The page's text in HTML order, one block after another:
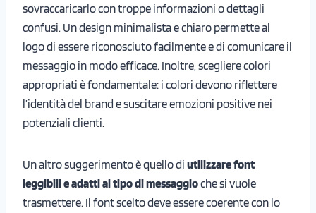
sovraccaricarlo con troppe informazioni o dettagli
confusi. Un design minimalista e chiaro permette al
logo di essere riconosciuto facilmente e di comunicare il
messaggio in modo efficace. Inoltre, scegliere colori
appropriati è fondamentale: i colori devono riflettere
l’identità del brand e suscitare emozioni positive nei
potenziali clienti.
Un altro suggerimento è quello di utilizzare font
leggibili e adatti al tipo di messaggioche si vuole
trasmettere. Il font scelto deve essere coerente con lo